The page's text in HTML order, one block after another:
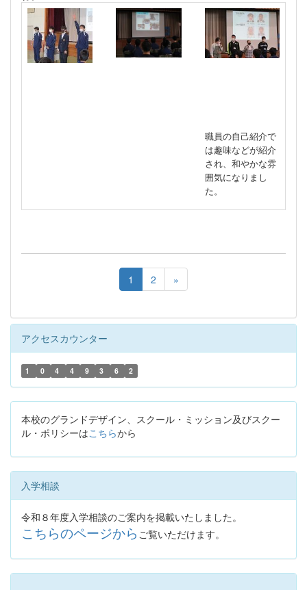
職員の自己紹介で
は趣味などが紹介
され、和やかな雰
囲気になりまし
た。
1 2 »
アクセスカウンター
1 0 4 4 9 3 6 2
本校のグランドデザイン、スクール・ミッション及びスクー
ル・ポリシーはこちらから
入学相談
令和８年度入学相談のご案内を掲載いたしました。
こちらのページから ご覧いただけます。